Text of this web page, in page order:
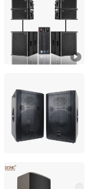
Guangdong, China
Guangzhou
Guangdong, China
Weifang Domc Audio